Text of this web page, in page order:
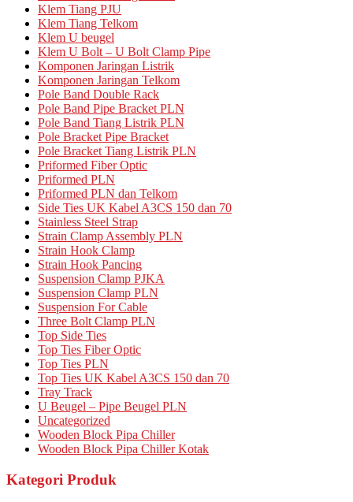
Klem Tiang PJU
Klem Tiang Telkom
Klem U beugel
Klem U Bolt – U Bolt Clamp Pipe
Komponen Jaringan Listrik
Komponen Jaringan Telkom
Pole Band Double Rack
Pole Band Pipe Bracket PLN
Pole Band Tiang Listrik PLN
Pole Bracket Pipe Bracket
Pole Bracket Tiang Listrik PLN
Priformed Fiber Optic
Priformed PLN
Priformed PLN dan Telkom
Side Ties UK Kabel A3CS 150 dan 70
Stainless Steel Strap
Strain Clamp Assembly PLN
Strain Hook Clamp
Strain Hook Pancing
Suspension Clamp PJKA
Suspension Clamp PLN
Suspension For Cable
Three Bolt Clamp PLN
Top Side Ties
Top Ties Fiber Optic
Top Ties PLN
Top Ties UK Kabel A3CS 150 dan 70
Tray Track
U Beugel – Pipe Beugel PLN
Uncategorized
Wooden Block Pipa Chiller
Wooden Block Pipa Chiller Kotak
Kategori Produk